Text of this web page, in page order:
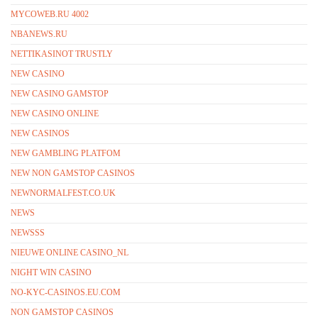
MYCOWEB.RU 4002
NBANEWS.RU
NETTIKASINOT TRUSTLY
NEW CASINO
NEW CASINO GAMSTOP
NEW CASINO ONLINE
NEW CASINOS
NEW GAMBLING PLATFOM
NEW NON GAMSTOP CASINOS
NEWNORMALFEST.CO.UK
NEWS
NEWSSS
NIEUWE ONLINE CASINO_NL
NIGHT WIN CASINO
NO-KYC-CASINOS.EU.COM
NON GAMSTOP CASINOS